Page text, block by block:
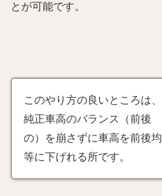
とが可能です。
このやり方の良いところは、
純正車高のバランス（前後
の）を崩さずに車高を前後均
等に下げれる所です。